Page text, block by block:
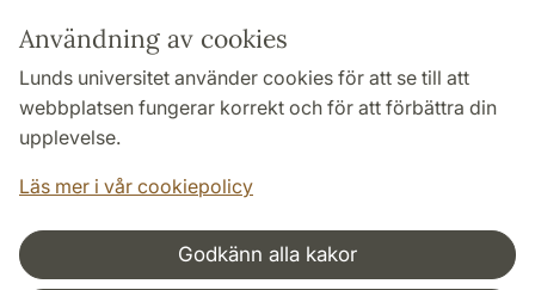
Användning av cookies
Lunds universitet använder cookies för att se till att
webbplatsen fungerar korrekt och för att förbättra din
upplevelse.
Läs mer i vår cookiepolicy
Godkänn alla kakor
TYPO3-login
Följ oss i sociala medier
Samarbeten och nätverk